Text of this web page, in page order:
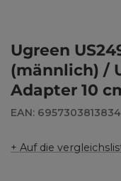
Ugreen
(männlich) /
Adapter 10
EAN: 6957303813834
+ Auf die